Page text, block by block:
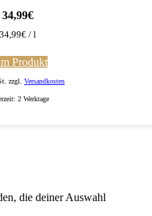
34,99€
34,99€ / l
Produkt
zzgl. Versandkosten
2 Werktage
die deiner Auswahl